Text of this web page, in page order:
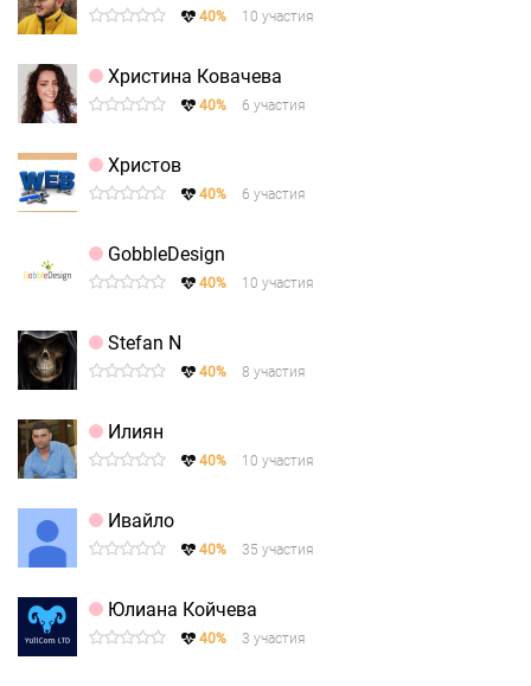
40% 10 участия
Христина Ковачева
40% 6 участия
Христов
40% 6 участия
GobbleDesign
40% 10 участия
Stefan N
40% 8 участия
Илиян
40% 10 участия
Ивайло
40% 35 участия
Юлиана Койчева
40% 3 участия